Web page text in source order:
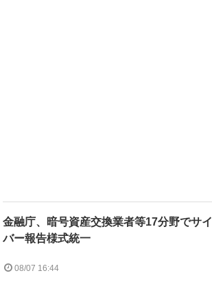
金融庁、暗号資産交換業者等17分野でサイ
バー報告様式統一
08/07 16:44